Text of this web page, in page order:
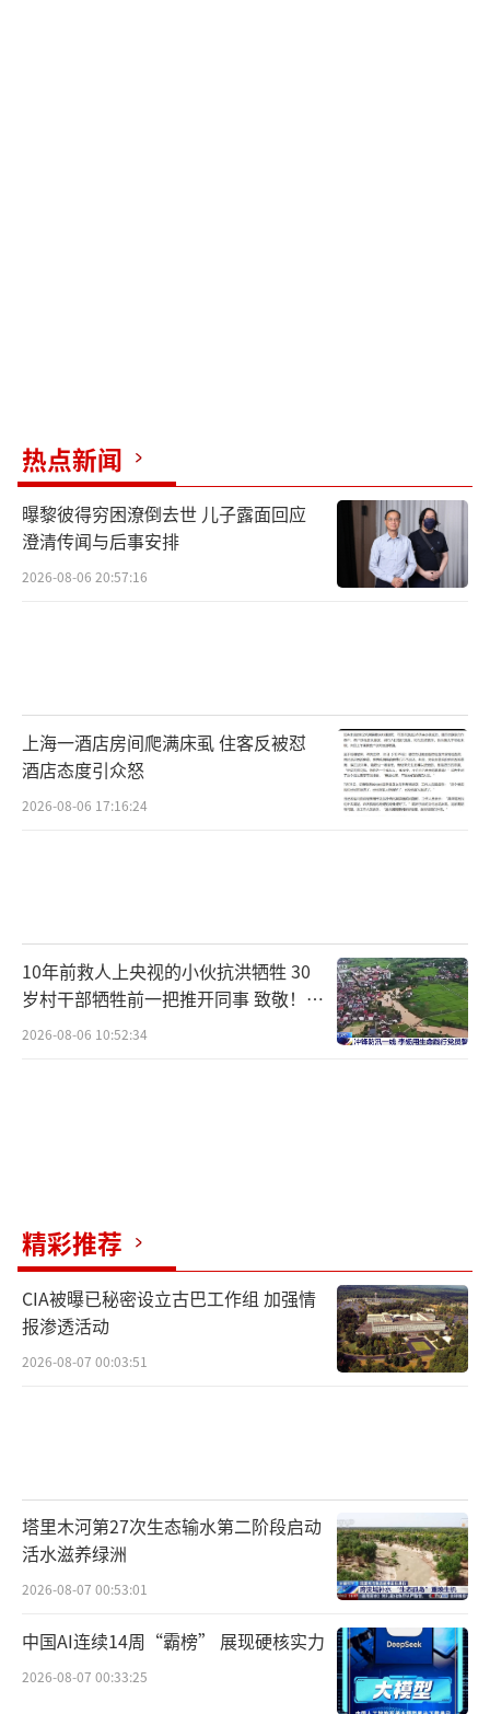
热点新闻
曝黎彼得穷困潦倒去世 儿子露面回应
澄清传闻与后事安排
2026-08-06 20:57:16
上海一酒店房间爬满床虱 住客反被怼
酒店态度引众怒
2026-08-06 17:16:24
10年前救人上央视的小伙抗洪牺牲 30
岁村干部牺牲前一把推开同事 致敬！送
别！
2026-08-06 10:52:34
精彩推荐
CIA被曝已秘密设立古巴工作组 加强情
报渗透活动
2026-08-07 00:03:51
塔里木河第27次生态输水第二阶段启动
活水滋养绿洲
2026-08-07 00:53:01
中国AI连续14周“霸榜” 展现硬核实力
2026-08-07 00:33:25